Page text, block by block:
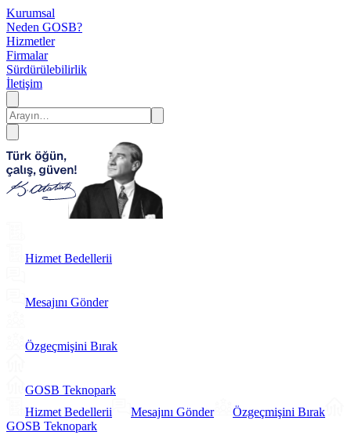
Kurumsal
Neden GOSB?
Hizmetler
Firmalar
Sürdürülebilirlik
İletişim
Hizmet Bedellerii
Mesajını Gönder
Özgeçmişini Bırak
GOSB Teknopark
Hizmet Bedellerii
Mesajını Gönder
Özgeçmişini Bırak
GOSB Teknopark